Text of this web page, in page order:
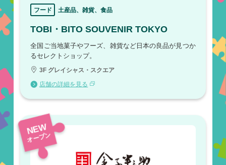
フード 土産品、雑貨、食品
TOBI・BITO SOUVENIR TOKYO
全国ご当地菓子やフーズ、雑貨など日本の良品が見つか
るセレクトショップ。
3F グレイシャス・スクエア
店舗の詳細を見る
NEW
オープン